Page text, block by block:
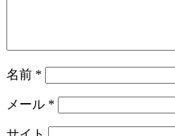
名前 *
メール *